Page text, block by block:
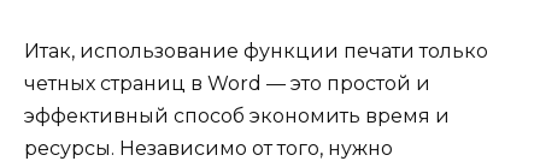
Итак, использование функции печати только
четных страниц в Word — это простой и
эффективный способ экономить время и
ресурсы. Независимо от того, нужно